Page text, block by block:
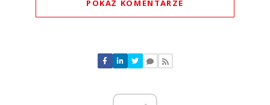
Nie znaleziono komentarzy